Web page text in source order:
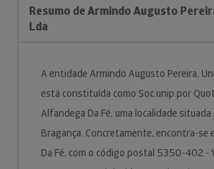
Resumo de Armindo Augusto
Lda
A entidade Armindo Augusto Pereira,
está constituída como Soc.unip.por
Alfandega Da Fé, uma localidade
Bragança. Concretamente, encontra-se
Da Fé, com o código postal 5350-402 -